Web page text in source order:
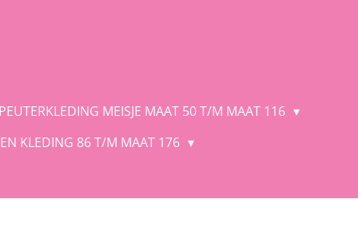
MEISJE MAAT 50 T/M MAAT 116
KLEDING 86 T/M MAAT 176